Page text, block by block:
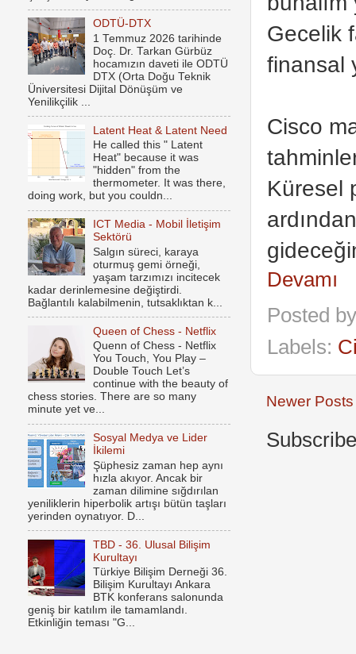
Gecelik
finansal
Cisco
Küresel
Devamı
Posted
Labels:
Newer Posts
ODTÜ-DTX
1 Temmuz 2026 tarihinde
Doç. Dr. Tarkan Gürbüz
hocamızın daveti ile ODTÜ
DTX (Orta Doğu Teknik
Üniversitesi Dijital Dönüşüm ve
Yenilikçilik ...
Latent Heat & Latent Need
He called this " Latent
Heat" because it was
"hidden" from the
thermometer. It was there,
doing work, but you couldn...
ICT Media - Mobil İletişim
Sektörü
Salgın süreci, karaya
oturmuş gemi örneği,
yaşam tarzımızı incitecek
kadar derinlemesine değiştirdi.
Bağlantılı kalabilmenin, tutsaklıktan k...
Queen of Chess - Netflix
Quenn of Chess - Netflix
You Touch, You Play –
Double Touch Let’s
continue with the beauty of
chess stories. There are so many
minute yet ve...
Sosyal Medya ve Lider
İkilemi
Şüphesiz zaman hep aynı
hızla akıyor. Ancak bir
zaman dilimine sığdırılan
yeniliklerin hiperbolik artışı bütün taşları
yerinden oynatıyor. D...
TBD - 36. Ulusal Bilişim
Kurultayı
Türkiye Bilişim Derneği 36.
Bilişim Kurultayı Ankara
BTK konferans salonunda
geniş bir katılım ile tamamlandı.
Etkinliğin teması "G...